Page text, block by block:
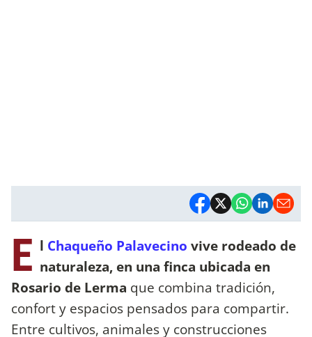
E l Chaqueño Palavecino vive rodeado de
naturaleza, en una finca ubicada en
Rosario de Lerma que combina tradición,
confort y espacios pensados para compartir.
Entre cultivos, animales y construcciones